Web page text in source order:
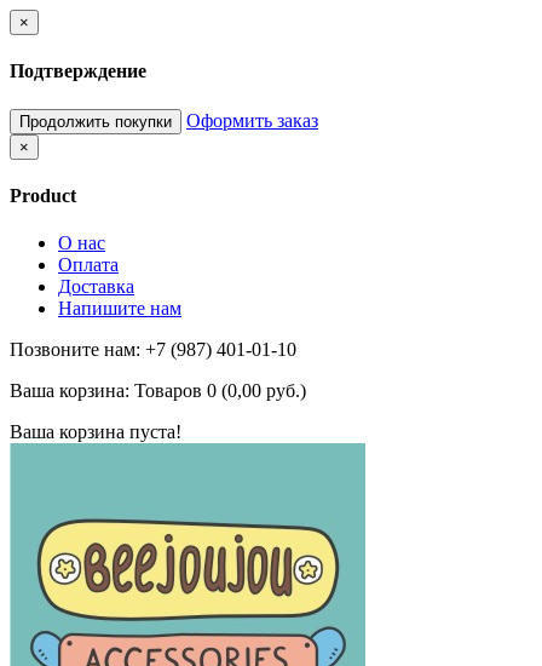
×
Подтверждение
Продолжить покупки Оформить заказ
×
Product
О нас
Оплата
Доставка
Напишите нам
Позвоните нам: +7 (987) 401-01-10
Ваша корзина: Товаров 0 (0,00 руб.)
Ваша корзина пуста!